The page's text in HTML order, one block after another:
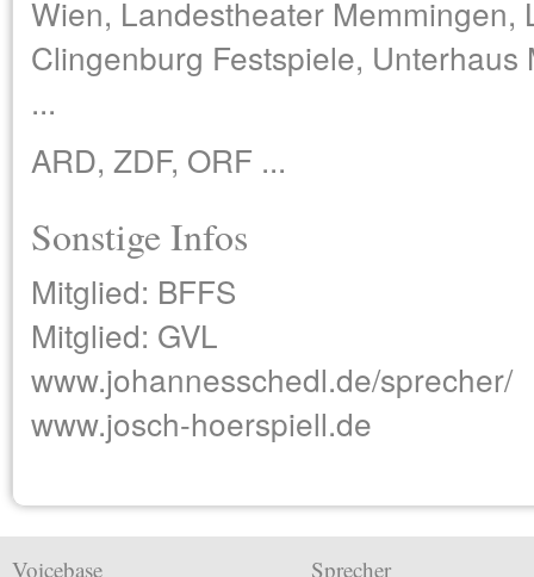
Wien, Landestheater Memmingen,
Clingenburg Festspiele,
...
ARD, ZDF, ORF ...
Sonstige Infos
Mitglied: BFFS
Mitglied: GVL
www.johannesschedl.de/sprecher/
www.josch-hoerspiell.de
Voicebase Sprecher